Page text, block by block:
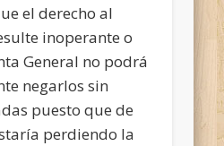
el derecho al
inoperante o
General no podrá
negarlos sin
puesto que de
perdiendo la